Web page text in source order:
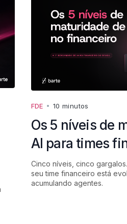
FDE • 10 minutos
Os 5 níveis de
AI para times
Cinco níveis, cinco
seu time financeiro está
acumulando agentes.